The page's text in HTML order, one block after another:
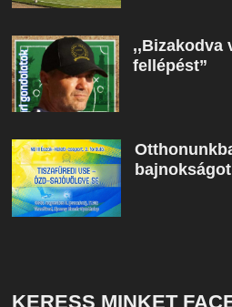
,,Bizakodva
fellépést”
bajnokságot
KERESS MINKET